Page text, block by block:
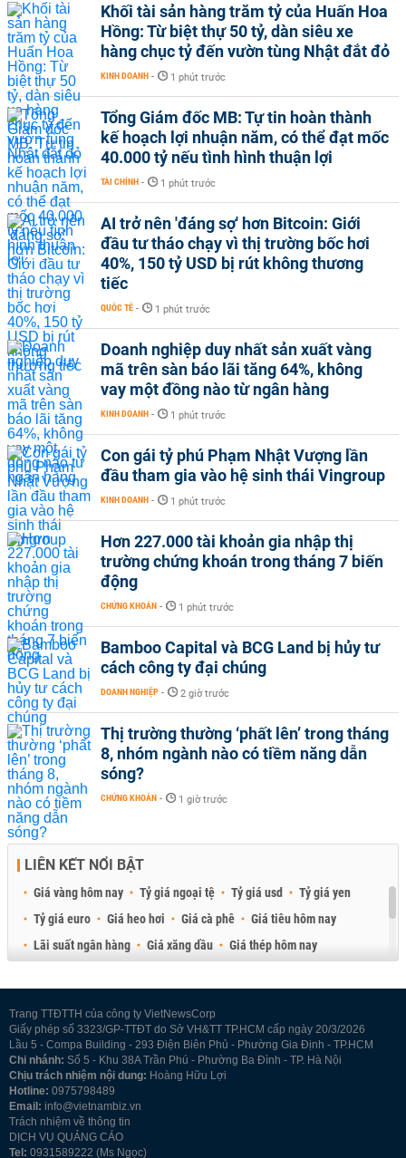
Khối tài sản hàng trăm tỷ của Huấn Hoa
Hồng: Từ biệt thự 50 tỷ, dàn siêu xe
hàng chục tỷ đến vườn tùng Nhật đắt đỏ
KINH DOANH - 1 phút trước
Tổng Giám đốc MB: Tự tin hoàn thành
kế hoạch lợi nhuận năm, có thể đạt mốc
40.000 tỷ nếu tình hình thuận lợi
TÀI CHÍNH - 1 phút trước
AI trở nên 'đáng sợ' hơn Bitcoin: Giới
đầu tư tháo chạy vì thị trường bốc hơi
40%, 150 tỷ USD bị rút không thương
tiếc
QUỐC TẾ - 1 phút trước
Doanh nghiệp duy nhất sản xuất vàng
mã trên sàn báo lãi tăng 64%, không
vay một đồng nào từ ngân hàng
KINH DOANH - 1 phút trước
Con gái tỷ phú Phạm Nhật Vượng lần
đầu tham gia vào hệ sinh thái Vingroup
KINH DOANH - 1 phút trước
Hơn 227.000 tài khoản gia nhập thị
trường chứng khoán trong tháng 7 biến
động
CHỨNG KHOÁN - 1 phút trước
Bamboo Capital và BCG Land bị hủy tư
cách công ty đại chúng
DOANH NGHIỆP - 2 giờ trước
Thị trường thường ‘phất lên’ trong tháng
8, nhóm ngành nào có tiềm năng dẫn
sóng?
CHỨNG KHOÁN - 1 giờ trước
LIÊN KẾT NỔI BẬT
Giá vàng hôm nay Tỷ giá ngoại tệ Tỷ giá usd
Tỷ giá yen
Tỷ giá euro
Giá heo hơi Giá cà phê
Giá tiêu hôm nay
Lãi suất ngân hàng
Giá xăng dầu
Giá thép hôm nay
Trang TTĐTTH của công ty VietNewsCorp
Giấy phép số 3323/GP-TTĐT do Sở VH&TT TP.HCM cấp ngày 20/3/2026
Lầu 5 - Compa Building - 293 Điện Biên Phủ - Phường Gia Định - TP.HCM
Chi nhánh: Số 5 - Khu 38A Trần Phú - Phường Ba Đình - TP. Hà Nội
Chịu trách nhiệm nội dung: Hoàng Hữu Lợi
Hotline: 0975798489
Email: info@vietnambiz.vn
Trách nhiệm về thông tin
DỊCH VỤ QUẢNG CÁO
Tel: 0931589222 (Ms Ngọc)